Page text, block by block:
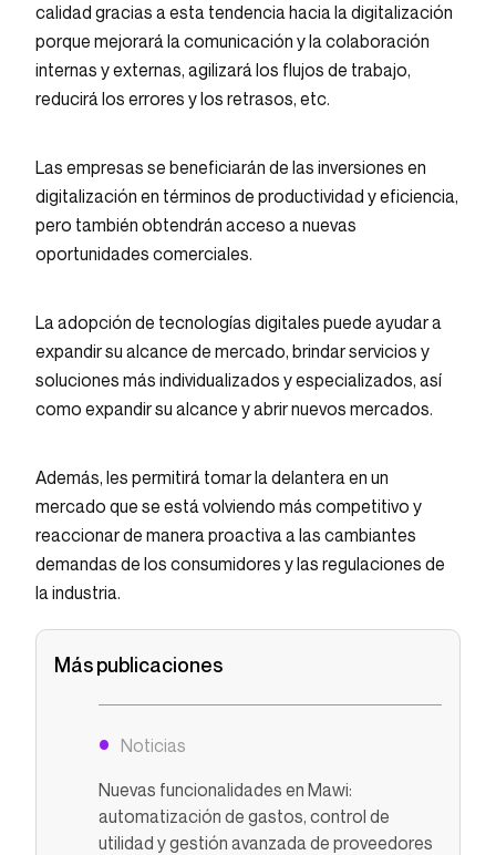
Más publicaciones
Noticias
Nuevas funcionalidades en Mawi:
automatización de gastos, control de
utilidad y gestión avanzada de proveedores
calidad gracias a esta tendencia hacia la digitalización
porque mejorará la comunicación y la colaboración
internas y externas, agilizará los flujos de trabajo,
reducirá los errores y los retrasos, etc.
Las empresas se beneficiarán de las inversiones en
digitalización en términos de productividad y eficiencia,
pero también obtendrán acceso a nuevas
oportunidades comerciales.
La adopción de tecnologías digitales puede ayudar a
expandir su alcance de mercado, brindar servicios y
soluciones más individualizados y especializados, así
como expandir su alcance y abrir nuevos mercados.
Además, les permitirá tomar la delantera en un
mercado que se está volviendo más competitivo y
reaccionar de manera proactiva a las cambiantes
demandas de los consumidores y las regulaciones de
la industria.